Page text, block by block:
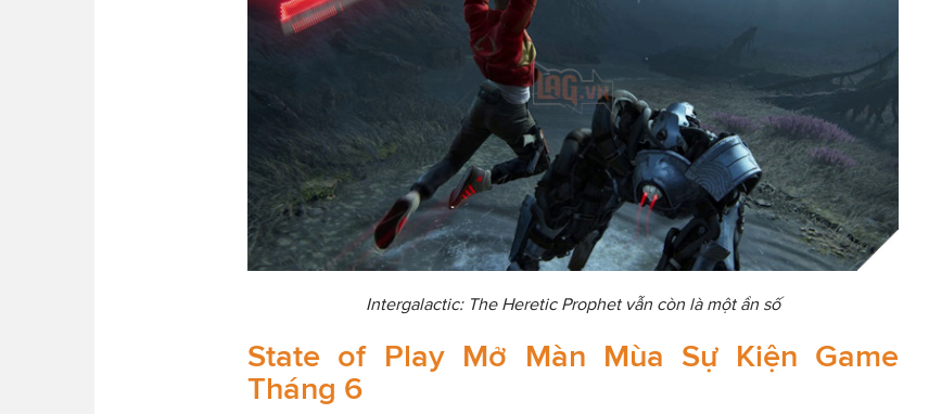
Intergalactic: The Heretic Prophet vẫn còn là một ẩn số
State of Play Mở Màn Mùa Sự Kiện Game
Tháng 6